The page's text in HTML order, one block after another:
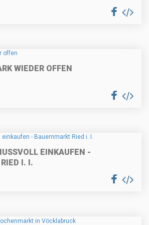
WIEDER OFFEN
EINKAUFEN -
I. I.